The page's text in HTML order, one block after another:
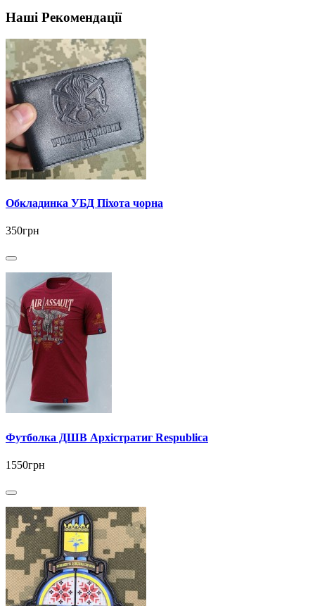
Наші Рекомендації
Обкладинка УБД Піхота чорна
350грн
Футболка ДШВ Архістратиг Respublica
1550грн